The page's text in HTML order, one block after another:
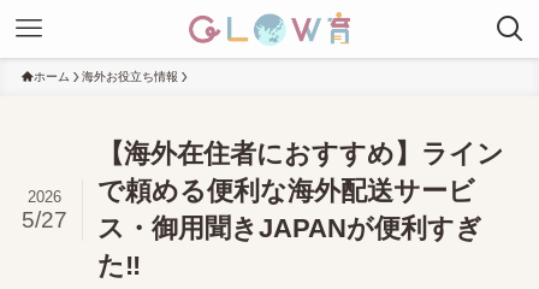
ホーム 海外お役立ち情報
【海外在住者におすすめ】ライン
で頼める便利な海外配送サービ
ス・御用聞きJAPANが便利すぎ
た‼
2026
5/27